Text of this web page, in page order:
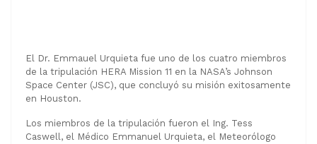
El Dr. Emmauel Urquieta fue uno de los cuatro miembros
de la tripulación HERA Mission 11 en la NASA’s Johnson
Space Center (JSC), que concluyó su misión exitosamente
en Houston.
Los miembros de la tripulación fueron el Ing. Tess
Caswell, el Médico Emmanuel Urquieta, el Meteorólogo